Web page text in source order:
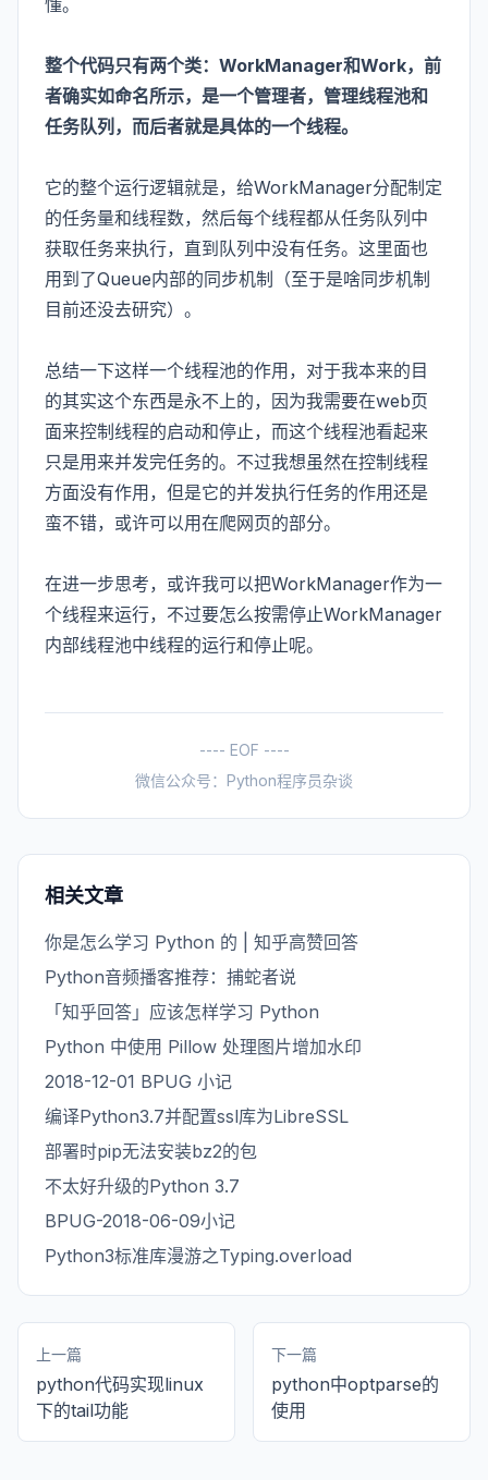
懂。
整个代码只有两个类：WorkManager和Work，前
者确实如命名所示，是一个管理者，管理线程池和
任务队列，而后者就是具体的一个线程。
它的整个运行逻辑就是，给WorkManager分配制定
的任务量和线程数，然后每个线程都从任务队列中
获取任务来执行，直到队列中没有任务。这里面也
用到了Queue内部的同步机制（至于是啥同步机制
目前还没去研究）。
总结一下这样一个线程池的作用，对于我本来的目
的其实这个东西是永不上的，因为我需要在web页
面来控制线程的启动和停止，而这个线程池看起来
只是用来并发完任务的。不过我想虽然在控制线程
方面没有作用，但是它的并发执行任务的作用还是
蛮不错，或许可以用在爬网页的部分。
在进一步思考，或许我可以把WorkManager作为一
个线程来运行，不过要怎么按需停止WorkManager
内部线程池中线程的运行和停止呢。
---- EOF ----
微信公众号：Python程序员杂谈
相关文章
你是怎么学习 Python 的 | 知乎高赞回答
Python音频播客推荐：捕蛇者说
「知乎回答」应该怎样学习 Python
Python 中使用 Pillow 处理图片增加水印
2018-12-01 BPUG 小记
编译Python3.7并配置ssl库为LibreSSL
部署时pip无法安装bz2的包
不太好升级的Python 3.7
BPUG-2018-06-09小记
Python3标准库漫游之Typing.overload
上一篇
python代码实现linux
下的tail功能
下一篇
python中optparse的
使用